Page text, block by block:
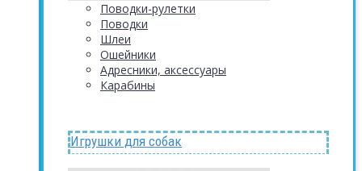
Поводки-рулетки
Поводки
Шлеи
Ошейники
Адресники, аксессуары
Карабины
Игрушки для собак